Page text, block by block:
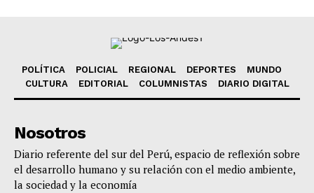
POLÍTICA POLICIAL REGIONAL DEPORTES
MUNDO
CULTURA
EDITORIAL COLUMNISTAS DIARIO DIGITAL
Nosotros
Diario referente del sur del Perú, espacio de reflexión sobre
el desarrollo humano y su relación con el medio ambiente,
la sociedad y la economía